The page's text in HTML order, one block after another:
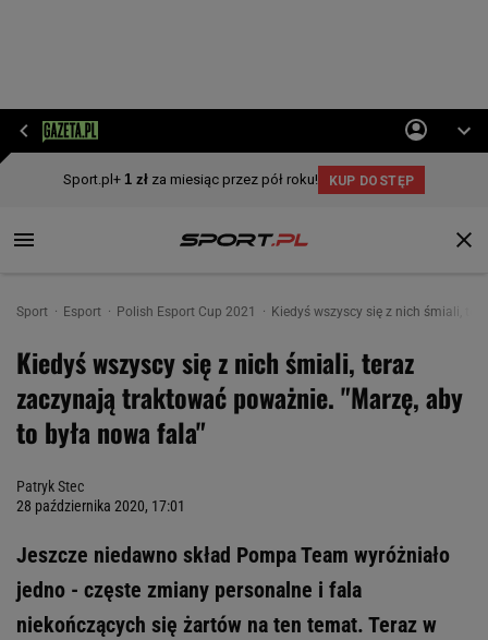
Sport Esport Polish Esport Cup 2021 Kiedyś wszyscy się z nich śmiali,
Kiedyś wszyscy się z nich śmiali, teraz
zaczynają traktować poważnie. "Marzę, aby
to była nowa fala"
Patryk Stec
28 października 2020, 17:01
Jeszcze niedawno skład Pompa Team wyróżniało
jedno - częste zmiany personalne i fala
niekończących się żartów na ten temat. Teraz w